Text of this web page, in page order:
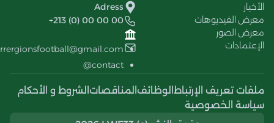
الأخبار
معرض الفيديوهات
معرض الصور
الإعتمادات
Adress
+213 (0) 00 00 00
contact@
ملفات تعريف الإرتباط الوظائف المناقصات الشروط و الأحكام
سياسة الخصوصية